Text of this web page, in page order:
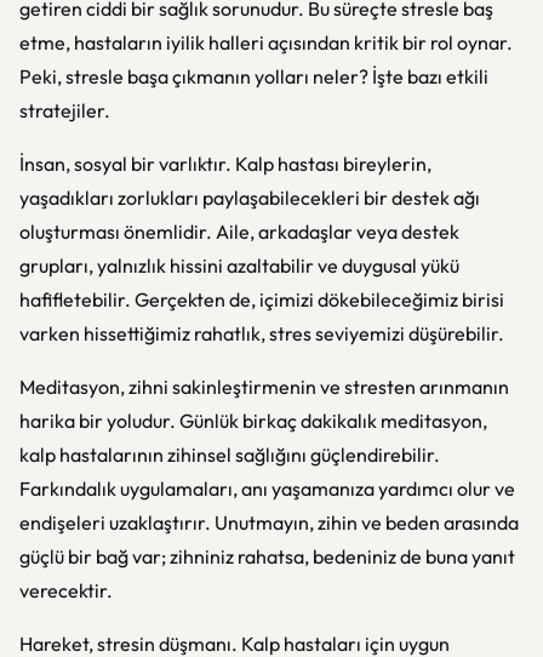
getiren ciddi bir sağlık sorunudur. Bu süreçte stresle baş
etme, hastaların iyilik halleri açısından kritik bir rol oynar.
Peki, stresle başa çıkmanın yolları neler? İşte bazı etkili
stratejiler.
İnsan, sosyal bir varlıktır. Kalp hastası bireylerin,
yaşadıkları zorlukları paylaşabilecekleri bir destek ağı
oluşturması önemlidir. Aile, arkadaşlar veya destek
grupları, yalnızlık hissini azaltabilir ve duygusal yükü
hafifletebilir. Gerçekten de, içimizi dökebileceğimiz birisi
varken hissettiğimiz rahatlık, stres seviyemizi düşürebilir.
Meditasyon, zihni sakinleştirmenin ve stresten arınmanın
harika bir yoludur. Günlük birkaç dakikalık meditasyon,
kalp hastalarının zihinsel sağlığını güçlendirebilir.
Farkındalık uygulamaları, anı yaşamanıza yardımcı olur ve
endişeleri uzaklaştırır. Unutmayın, zihin ve beden arasında
güçlü bir bağ var; zihniniz rahatsa, bedeniniz de buna yanıt
verecektir.
Hareket, stresin düşmanı. Kalp hastaları için uygun